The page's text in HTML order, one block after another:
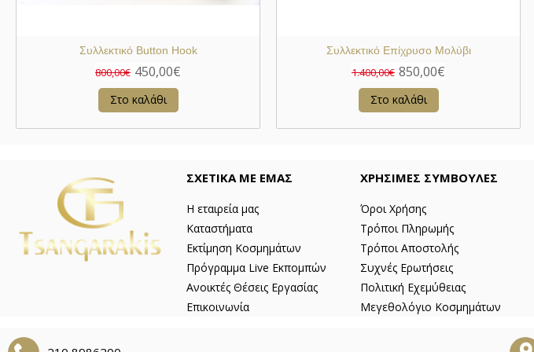
Συλλεκτικό Button Hook
800,00€ 450,00€
Στο καλάθι
Συλλεκτικό Επίχρυσο Μολύβι
1.400,00€ 850,00€
Στο καλάθι
ΣΧΕΤΙΚΑ ΜΕ ΕΜΑΣ
Η εταιρεία μας
Καταστήματα
Εκτίμηση Κοσμημάτων
Πρόγραμμα Live Εκπομπών
Ανοικτές Θέσεις Εργασίας
Επικοινωνία
ΧΡΗΣΙΜΕΣ ΣΥΜΒΟΥΛΕΣ
Όροι Χρήσης
Τρόποι Πληρωμής
Τρόποι Αποστολής
Συχνές Ερωτήσεις
Πολιτική Εχεμύθειας
Μεγεθολόγιο Κοσμημάτων